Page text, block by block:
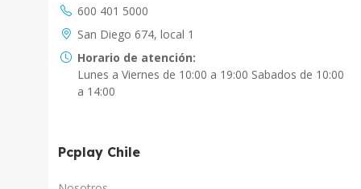
600 401 5000
San Diego 674, local 1
Horario de atención:
Lunes a Viernes de 10:00 a 19:00 Sabados de 10:00
a 14:00
Pcplay Chile
PcPlay Santiago / Web
Hola soy Freddy, en que puedo ayudarte...
PcPlay Santiago / Tienda
PCPlay Osorno